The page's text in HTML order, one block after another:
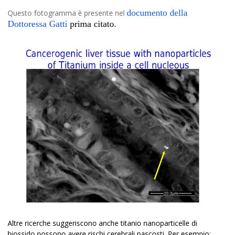
Questo fotogramma è presente nel documento della
Dottoressa Gatti prima citato.
Altre ricerche suggeriscono anche titanio nanoparticelle di